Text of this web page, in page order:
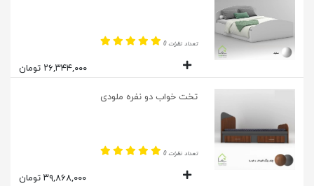
تعداد نظرات 0
۲۶,۳۴۴,۰۰۰ تومان
تخت خواب دو نفره ملودی
تعداد نظرات 0
۳۹,۸۶۸,۰۰۰ تومان